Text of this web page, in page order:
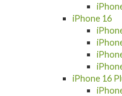
iPhone 16
iPhone 16